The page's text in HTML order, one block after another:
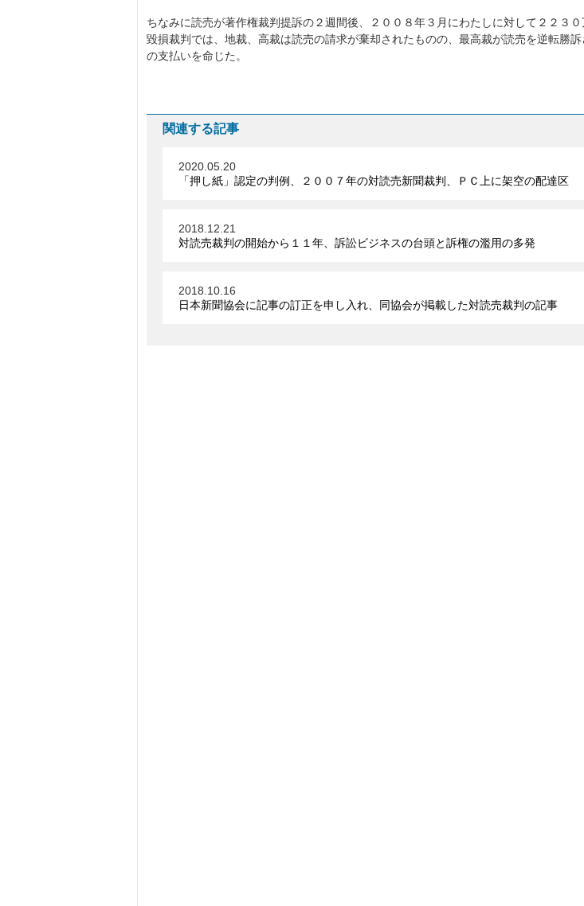
ちなみに読売が著作権裁判提訴の２週間後、２００８年３月にわたしに対して２２３
毀損裁判では、地裁、高裁は読売の請求が棄却されたものの、最高裁が読売を逆転勝
の支払いを命じた。
関連する記事
2020.05.20
「押し紙」認定の判例、２００７年の対読売新聞裁判、ＰＣ上に架空の配達区
2018.12.21
対読売裁判の開始から１１年、訴訟ビジネスの台頭と訴権の濫用の多発
2018.10.16
日本新聞協会に記事の訂正を申し入れ、同協会が掲載した対読売裁判の記事